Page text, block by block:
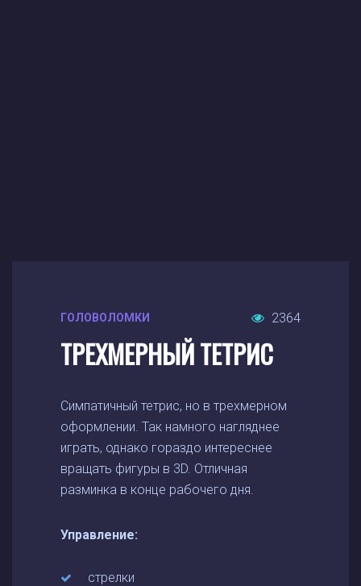
ГОЛОВОЛОМКИ 2364
ТРЕХМЕРНЫЙ ТЕТРИС
Симпатичный тетрис, но в трехмерном
оформлении. Так намного нагляднее
играть, однако гораздо интереснее
вращать фигуры в 3D. Отличная
разминка в конце рабочего дня.
Управление:
стрелки